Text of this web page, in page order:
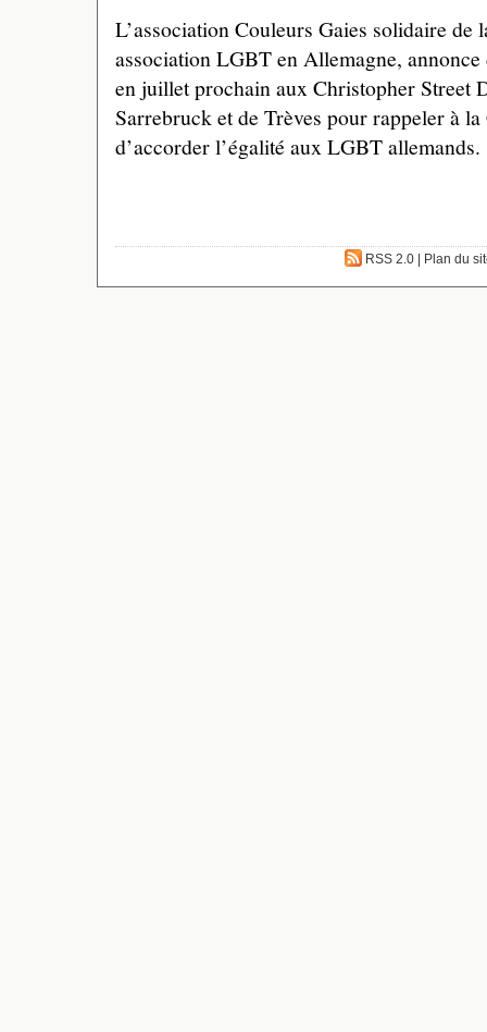
L’association Couleurs Gaies solidaire
association LGBT en Allemagne, annonce
en juillet prochain aux Christopher Street
Sarrebruck et de Trèves pour rappeler à
d’accorder l’égalité aux LGBT allemands.
RSS 2.0 Plan du